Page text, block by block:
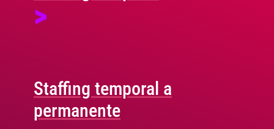
>
Staffing temporal a
permanente